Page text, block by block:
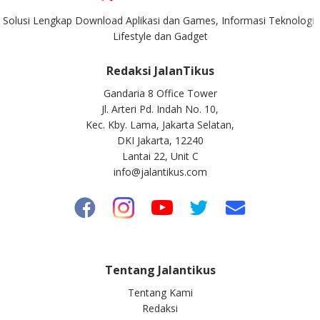
Solusi Lengkap Download Aplikasi dan Games, Informasi Teknologi,
Lifestyle dan Gadget
Redaksi JalanTikus
Gandaria 8 Office Tower
Jl. Arteri Pd. Indah No. 10,
Kec. Kby. Lama, Jakarta Selatan,
DKI Jakarta, 12240
Lantai 22, Unit C
info@jalantikus.com
Tentang Jalantikus
Tentang Kami
Redaksi